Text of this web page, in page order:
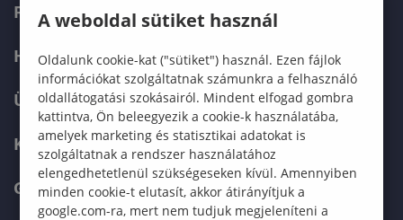
FELVÉTELIZŐKNEK
HALLGATÓKNAK
ÜZLETI PARTNEREKNEK
KARRIER
GREEN UNIVERSITY
A weboldal sütiket használ
Oldalunk cookie-kat ("sütiket") használ. Ezen fájlok
információkat szolgáltatnak számunkra a felhasználó
oldallátogatási szokásairól. Mindent elfogad gombra
kattintva, Ön beleegyezik a cookie-k használatába,
amelyek marketing és statisztikai adatokat is
szolgáltatnak a rendszer használatához
elengedhetetlenül szükségeseken kívül. Amennyiben
minden cookie-t elutasít, akkor átirányítjuk a
google.com-ra, mert nem tudjuk megjeleníteni a